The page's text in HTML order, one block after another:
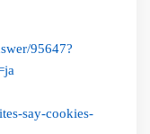
95647?
say-cookies-